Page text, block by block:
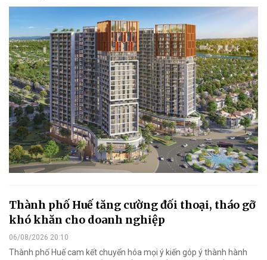
Thành phố Huế tăng cường đối thoại, tháo gỡ
khó khăn cho doanh nghiệp
06/08/2026 20:10
Thành phố Huế cam kết chuyển hóa mọi ý kiến góp ý thành hành